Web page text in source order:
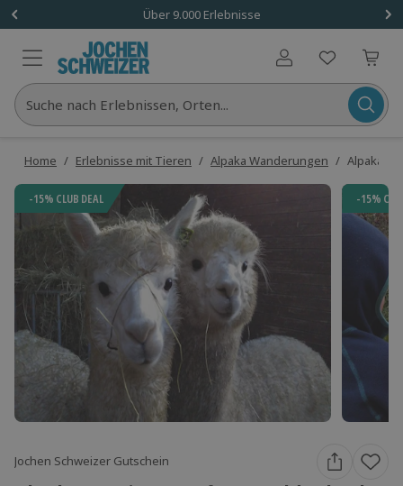
Über 9.000 Erlebnisse
Benutzerkonto
Suche nach Erlebnissen, Orten...
Home / Erlebnisse mit Tieren / Alpaka Wanderungen / Alpaka
-15% CLUB DEAL -15%
Jochen Schweizer Gutschein